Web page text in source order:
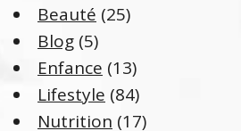
Beauté (25)
Blog (5)
Enfance (13)
Lifestyle (84)
Nutrition (17)